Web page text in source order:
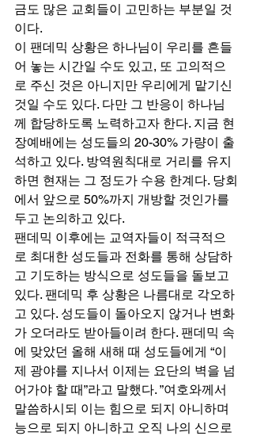
금도 많은 교회들이 고민하는 부분일 것
이다.
이 팬데믹 상황은 하나님이 우리를 흔들
어 놓는 시간일 수도 있고, 또 고의적으
로 주신 것은 아니지만 우리에게 맡기신
것일 수도 있다. 다만 그 반응이 하나님
께 합당하도록 노력하고자 한다. 지금 현
장예배에는 성도들의 20-30% 가량이 출
석하고 있다. 방역원칙대로 거리를 유지
하면 현재는 그 정도가 수용 한계다. 당회
에서 앞으로 50%까지 개방할 것인가를
두고 논의하고 있다.
팬데믹 이후에는 교역자들이 적극적으
로 최대한 성도들과 전화를 통해 상담하
고 기도하는 방식으로 성도들을 돌보고
있다. 팬데믹 후 상황은 나름대로 각오하
고 있다. 성도들이 돌아오지 않거나 변화
가 오더라도 받아들이려 한다. 팬데믹 속
에 맞았던 올해 새해 때 성도들에게 “이
제 광야를 지나서 이제는 요단의 벽을 넘
어가야 할 때”라고 말했다. ”여호와께서
말씀하시되 이는 힘으로 되지 아니하며
능으로 되지 아니하고 오직 나의 신으로